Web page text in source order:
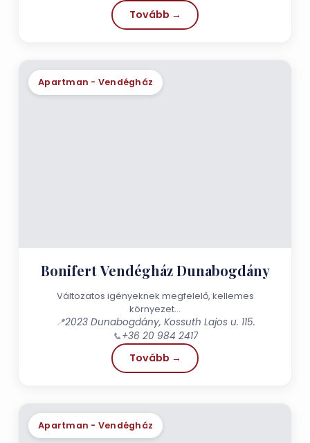
Tovább →
Apartman - Vendégház
Bonifert Vendégház Dunabogdány
Változatos igényeknek megfelelő, kellemes
környezet…
📍2023 Dunabogdány, Kossuth Lajos u. 115.
📞+36 20 984 2417
Tovább →
Apartman - Vendégház